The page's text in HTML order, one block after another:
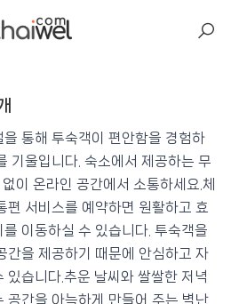
기
통해 투숙객이 편안함을 경험하
기울입니다. 숙소에서 제공하는 무
이 온라인 공간에서 소통하세요.체
편 서비스를 예약하면 원활하고 효
이동하실 수 있습니다. 투숙객을
간을 제공하기 때문에 안심하고 자
있습니다.추운 날씨와 쌀쌀한 저녁
공간을 아늑하게 만들어 주는 벽난